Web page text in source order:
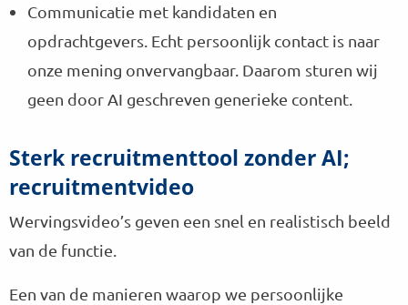
Communicatie met kandidaten en
opdrachtgevers. Echt persoonlijk contact is naar
onze mening onvervangbaar. Daarom sturen wij
geen door AI geschreven generieke content.
Sterk recruitmenttool zonder AI;
recruitmentvideo
Wervingsvideo’s geven een snel en realistisch beeld
van de functie.
Een van de manieren waarop we persoonlijke